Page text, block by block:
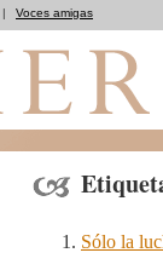
| Voces amigas
Sólo la